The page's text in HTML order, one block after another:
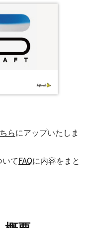
らにアップいたしま
てFAQに内容をまと